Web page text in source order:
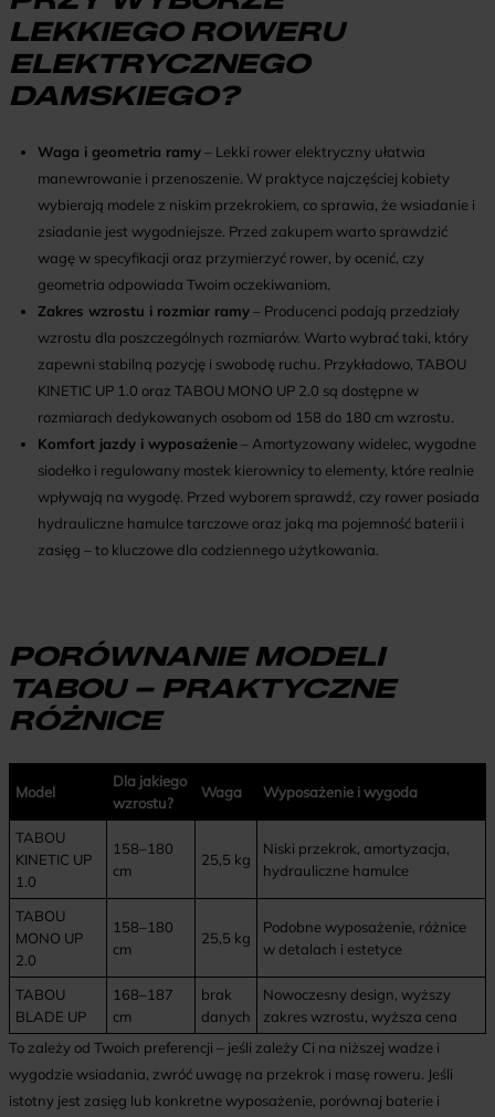
LEKKIEGO ROWERU
ELEKTRYCZNEGO
DAMSKIEGO?
Waga i geometria ramy– Lekki rower elektryczny ułatwia
manewrowanie i przenoszenie. W praktyce najczęściej kobiety
wybierają modele z niskim przekrokiem, co sprawia, że wsiadanie i
zsiadanie jest wygodniejsze. Przed zakupem warto sprawdzić
wagę w specyfikacji oraz przymierzyć rower, by ocenić, czy
geometria odpowiada Twoim oczekiwaniom.
Zakres wzrostu i rozmiar ramy– Producenci podają przedziały
wzrostu dla poszczególnych rozmiarów. Warto wybrać taki, który
zapewni stabilną pozycję i swobodę ruchu. Przykładowo, TABOU
KINETIC UP 1.0 oraz TABOU MONO UP 2.0 są dostępne w
rozmiarach dedykowanych osobom od 158 do 180 cm wzrostu.
Komfort jazdy i wyposażenie– Amortyzowany widelec, wygodne
siodełko i regulowany mostek kierownicy to elementy, które realnie
wpływają na wygodę. Przed wyborem sprawdź, czy rower posiada
hydrauliczne hamulce tarczowe oraz jaką ma pojemność baterii i
zasięg – to kluczowe dla codziennego użytkowania.
PORÓWNANIE MODELI
TABOU – PRAKTYCZNE
RÓŻNICE
Model
Dla jakiego
wzrostu?
Waga Wyposażenie i wygoda
TABOU
KINETIC UP
1.0
158–180
cm
25,5 kg
Niski przekrok, amortyzacja,
hydrauliczne hamulce
TABOU
MONO UP
2.0
158–180
cm
25,5 kg
Podobne wyposażenie, różnice
w detalach i estetyce
TABOU
BLADE UP
168–187
cm
brak
danych
Nowoczesny design, wyższy
zakres wzrostu, wyższa cena
To zależy od Twoich preferencji – jeśli zależy Ci na niższej wadze i
wygodzie wsiadania, zwróć uwagę na przekrok i masę roweru. Jeśli
istotny jest zasięg lub konkretne wyposażenie, porównaj baterie i